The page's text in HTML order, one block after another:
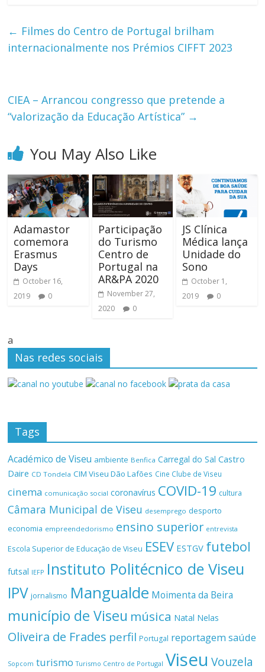
← Filmes do Centro de Portugal brilham
internacionalmente nos Prémios CIFFT 2023
CIEA – Arrancou congresso que pretende a
“valorização da Educação Artística” →
You May Also Like
Adamastor
comemora
Erasmus
Days
October 16,
2019
0
Participação
do Turismo
Centro de
Portugal na
AR&PA 2020
November 27,
2020
0
JS Clínica
Médica lança
Unidade do
Sono
October 1,
2019
0
a
Nas redes sociais
Tags
Académico de Viseu ambiente Benfica Carregal do Sal Castro
Daire CD Tondela CIM Viseu Dão Lafões Cine Clube de Viseu
cinema comunicação social coronavírus COVID-19 cultura
Câmara Municipal de Viseu desemprego desporto
economia empreendedorismo ensino superior entrevista
Escola Superior de Educação de Viseu ESEV ESTGV futebol
futsal IEFP Instituto Politécnico de Viseu
IPV jornalismo Mangualde Moimenta da Beira
município de Viseu música Natal Nelas
Oliveira de Frades perfil Portugal reportagemsaúde
Sopcom turismo Turismo Centro de Portugal Viseu Vouzela